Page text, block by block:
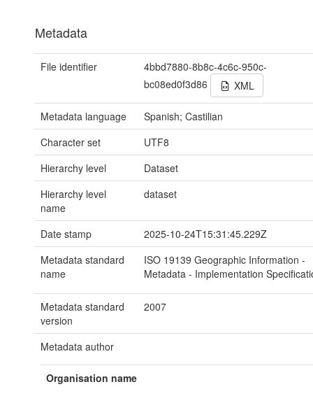
Metadata
File identifier
4bbd7880-8b8c-4c6c-950c-
bc08ed0f3d86
XML
Metadata language
Spanish; Castilian
Character set
UTF8
Hierarchy level
Dataset
Hierarchy level
name
dataset
Date stamp
2025-10-24T15:31:45.229Z
Metadata standard
name
ISO 19139 Geographic Information -
Metadata - Implementation
Metadata standard
version
2007
Metadata author
Organisation name